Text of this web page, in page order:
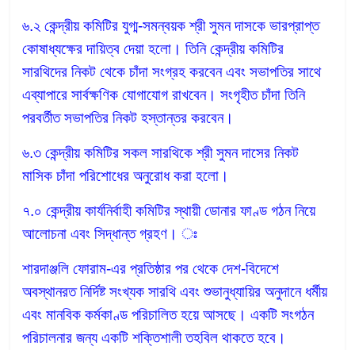
৬.২ কেন্দ্রীয় কমিটির যুগ্ম-সমন্বয়ক শ্রী সুমন দাসকে ভারপ্রাপ্ত
কোষাধ্যক্ষের দায়িত্ব দেয়া হলো। তিনি কেন্দ্রীয় কমিটির
সারথিদের নিকট থেকে চাঁদা সংগ্রহ করবেন এবং সভাপতির সাথে
এব্যাপারে সার্বক্ষণিক যোগাযোগ রাখবেন। সংগৃহীত চাঁদা তিনি
পরবর্তীত সভাপতির নিকট হস্তান্তর করবেন।
৬.৩ কেন্দ্রীয় কমিটির সকল সারথিকে শ্রী সুমন দাসের নিকট
মাসিক চাঁদা পরিশোধের অনুরোধ করা হলো।
৭.০ কেন্দ্রীয় কার্যনির্বাহী কমিটির স্থায়ী ডোনার ফাণ্ড গঠন নিয়ে
আলোচনা এবং সিদ্ধান্ত গ্রহণ। ঃ
শারদাঞ্জলি ফোরাম-এর প্রতিষ্ঠার পর থেকে দেশ-বিদেশে
অবস্থানরত নির্দিষ্ট সংখ্যক সারথি এবং শুভানুধ্যায়ির অনুদানে ধর্মীয়
এবং মানবিক কর্মকাণ্ড পরিচালিত হয়ে আসছে। একটি সংগঠন
পরিচালনার জন্য একটি শক্তিশালী তহবিল থাকতে হবে।